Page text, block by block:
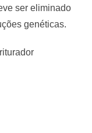
ser eliminado
genéticas.